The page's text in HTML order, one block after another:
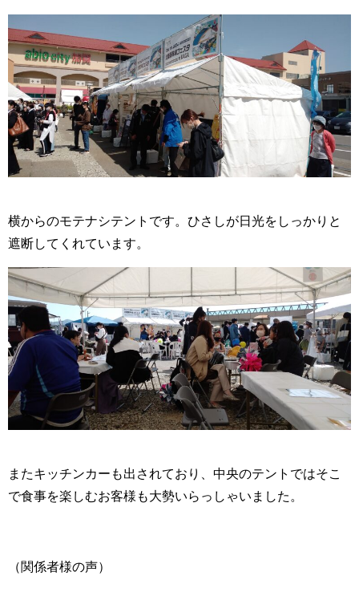
横からのモテナシテントです。ひさしが日光をしっかりと
遮断してくれています。
またキッチンカーも出されており、中央のテントではそこ
で食事を楽しむお客様も大勢いらっしゃいました。
（関係者様の声）